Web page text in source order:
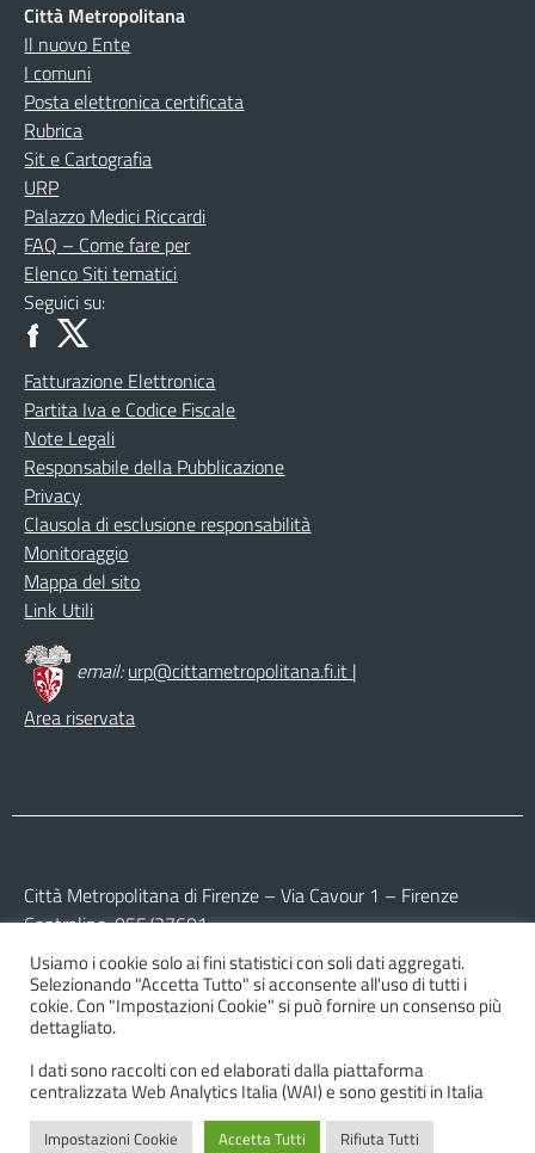
Città Metropolitana
Il nuovo Ente
I comuni
Posta elettronica certificata
Rubrica
Sit e Cartografia
URP
Palazzo Medici Riccardi
FAQ – Come fare per
Elenco Siti tematici
Seguici su:
Fatturazione Elettronica
Partita Iva e Codice Fiscale
Note Legali
Responsabile della Pubblicazione
Privacy
Clausola di esclusione responsabilità
Monitoraggio
Mappa del sito
Link Utili
email:urp@cittametropolitana.fi.it |
Area riservata
Città Metropolitana di Firenze – Via Cavour 1 – Firenze
Centralino: 055/27601
Partita IVA: 017 09 77 04 89
Codice Fiscale: 800 16 45 04 80
© 2026 Città Metropolitana di Firenze
Usiamo i cookie solo ai fini statistici con soli dati aggregati.
Selezionando "Accetta Tutto" si acconsente all'uso di tutti i
cokie. Con "Impostazioni Cookie" si può fornire un consenso più
dettagliato.
I dati sono raccolti con ed elaborati dalla piattaforma
centralizzata Web Analytics Italia (WAI) e sono gestiti in Italia
Impostazioni Cookie Accetta Tutti Rifiuta Tutti